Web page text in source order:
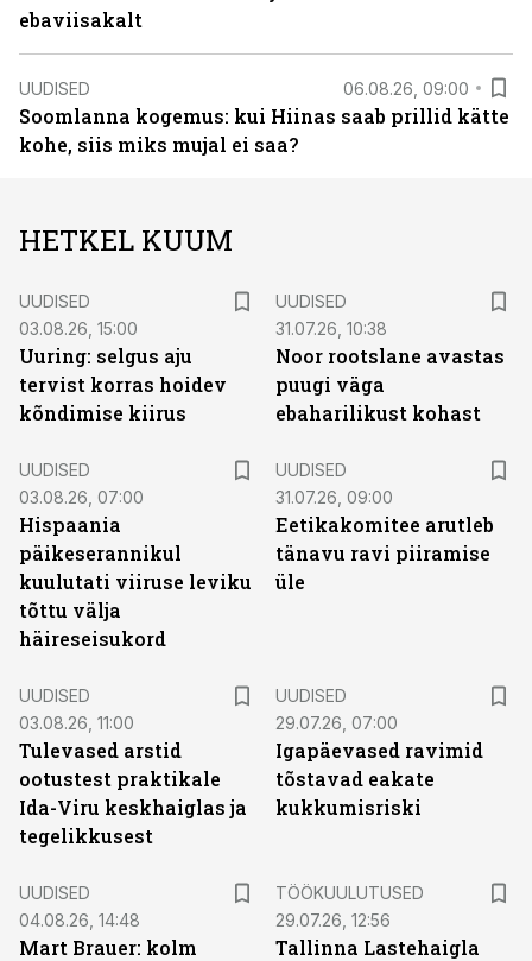
ebaviisakalt
UUDISED 06.08.26, 09:00
Soomlanna kogemus: kui Hiinas saab prillid kätte
kohe, siis miks mujal ei saa?
HETKEL KUUM
UUDISED
03.08.26, 15:00
Uuring: selgus aju
tervist korras hoidev
kõndimise kiirus
UUDISED
31.07.26, 10:38
Noor rootslane avastas
puugi väga
ebaharilikust kohast
UUDISED
03.08.26, 07:00
Hispaania
päikeserannikul
kuulutati viiruse leviku
tõttu välja
häireseisukord
UUDISED
31.07.26, 09:00
Eetikakomitee arutleb
tänavu ravi piiramise
üle
UUDISED
03.08.26, 11:00
Tulevased arstid
ootustest praktikale
Ida-Viru keskhaiglas ja
tegelikkusest
UUDISED
29.07.26, 07:00
Igapäevased ravimid
tõstavad eakate
kukkumisriski
UUDISED
04.08.26, 14:48
Mart Brauer: kolm
TÖÖKUULUTUSED
29.07.26, 12:56
Tallinna Lastehaigla